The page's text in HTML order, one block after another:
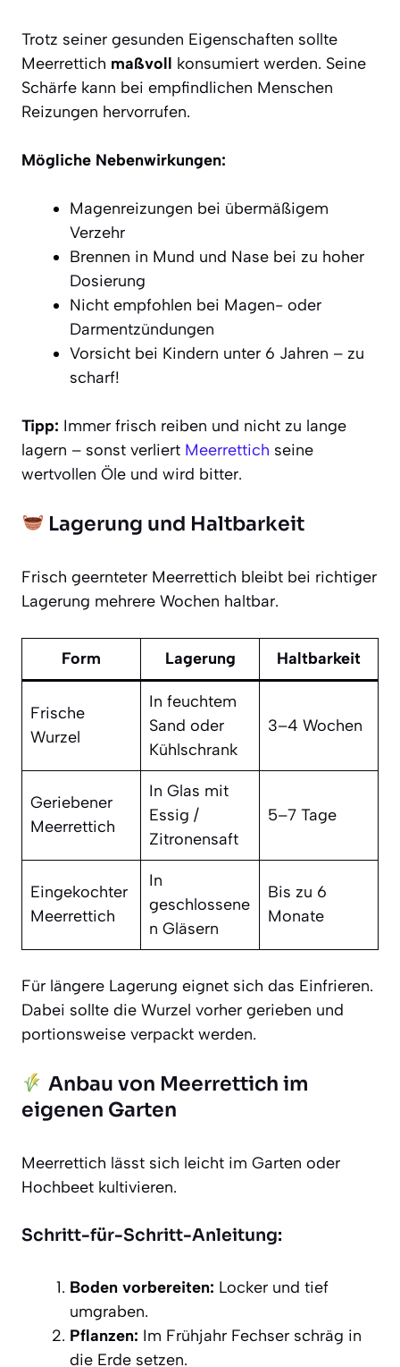
Trotz seiner gesunden Eigenschaften sollte
Meerrettich maßvoll konsumiert werden. Seine
Schärfe kann bei empfindlichen Menschen
Reizungen hervorrufen.
Mögliche Nebenwirkungen:
Magenreizungen bei übermäßigem
Verzehr
Brennen in Mund und Nase bei zu hoher
Dosierung
Nicht empfohlen bei Magen- oder
Darmentzündungen
Vorsicht bei Kindern unter 6 Jahren – zu
scharf!
Tipp: Immer frisch reiben und nicht zu lange
lagern – sonst verliert Meerrettich seine
wertvollen Öle und wird bitter.
Lagerung und Haltbarkeit
Frisch geernteter Meerrettich bleibt bei richtiger
Lagerung mehrere Wochen haltbar.
Form Lagerung Haltbarkeit
Frische
Wurzel
In feuchtem
Sand oder
Kühlschrank
3–4 Wochen
Geriebener
Meerrettich
In Glas mit
Essig /
Zitronensaft
5–7 Tage
Eingekochter
Meerrettich
In
geschlossene
n Gläsern
Bis zu 6
Monate
Für längere Lagerung eignet sich das Einfrieren.
Dabei sollte die Wurzel vorher gerieben und
portionsweise verpackt werden.
Anbau von Meerrettich im
eigenen Garten
Meerrettich lässt sich leicht im Garten oder
Hochbeet kultivieren.
Schritt-für-Schritt-Anleitung:
Boden vorbereiten: Locker und tief
umgraben.
Pflanzen: Im Frühjahr Fechser schräg in
die Erde setzen.